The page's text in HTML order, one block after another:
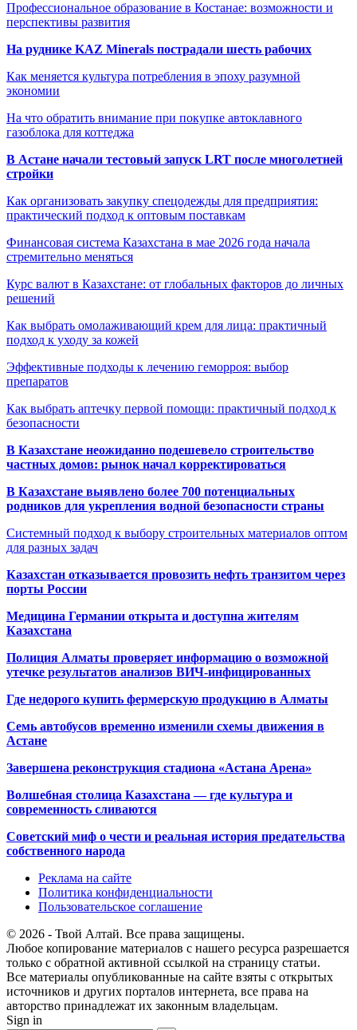
Профессиональное образование в Костанае: возможности и
перспективы развития
На руднике KAZ Minerals пострадали шесть рабочих
Как меняется культура потребления в эпоху разумной
экономии
На что обратить внимание при покупке автоклавного
газоблока для коттеджа
В Астане начали тестовый запуск LRT после многолетней
стройки
Как организовать закупку спецодежды для предприятия:
практический подход к оптовым поставкам
Финансовая система Казахстана в мае 2026 года начала
стремительно меняться
Курс валют в Казахстане: от глобальных факторов до личных
решений
Как выбрать омолаживающий крем для лица: практичный
подход к уходу за кожей
Эффективные подходы к лечению геморроя: выбор
препаратов
Как выбрать аптечку первой помощи: практичный подход к
безопасности
В Казахстане неожиданно подешевело строительство
частных домов: рынок начал корректироваться
В Казахстане выявлено более 700 потенциальных
родников для укрепления водной безопасности страны
Системный подход к выбору строительных материалов оптом
для разных задач
Казахстан отказывается провозить нефть транзитом через
порты России
Медицина Германии открыта и доступна жителям
Казахстана
Полиция Алматы проверяет информацию о возможной
утечке результатов анализов ВИЧ-инфицированных
Где недорого купить фермерскую продукцию в Алматы
Семь автобусов временно изменили схемы движения в
Астане
Завершена реконструкция стадиона «Астана Арена»
Волшебная столица Казахстана — где культура и
современность сливаются
Советский миф о чести и реальная история предательства
собственного народа
Реклама на сайте
Политика конфиденциальности
Пользовательское соглашение
© 2026 - Твой Алтай. Все права защищены.
Любое копирование материалов с нашего ресурса разрешается
только с обратной активной ссылкой на страницу статьи.
Все материалы опубликованные на сайте взяты с открытых
источников и других порталов интернета, все права на
авторство принадлежат их законным владельцам.
Sign in